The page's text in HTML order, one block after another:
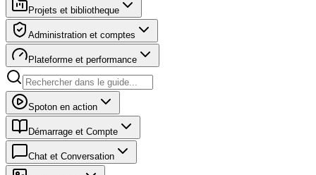
Projets et bibliotheque
Administration et comptes
Plateforme et performance
Spoton en action
Démarrage et Compte
Chat et Conversation